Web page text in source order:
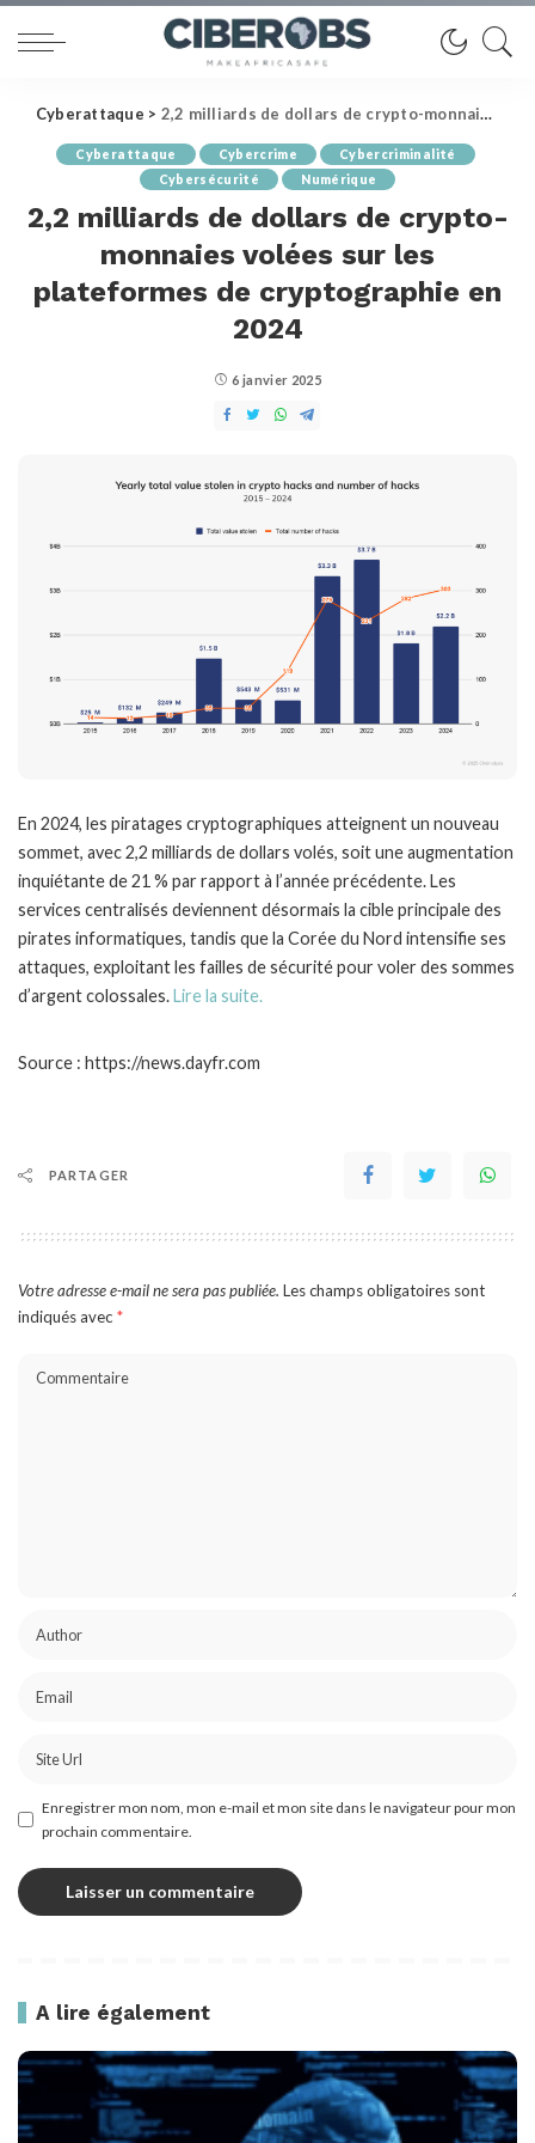
Cyberattaque > 2,2 milliards de dollars de crypto-monnaies volées sur les plateformes de cryptographie en 2024
Cyberattaque Cybercrime
Cybercriminalité
Cybersécurité
Numérique
2,2 milliards de dollars de crypto-
monnaies volées sur les
plateformes de cryptographie en
2024
6 janvier 2025
En 2024, les piratages cryptographiques atteignent un nouveau
sommet, avec 2,2 milliards de dollars volés, soit une augmentation
inquiétante de 21 % par rapport à l’année précédente. Les
services centralisés deviennent désormais la cible principale des
pirates informatiques, tandis que la Corée du Nord intensifie ses
attaques, exploitant les failles de sécurité pour voler des sommes
d’argent colossales.Lire la suite.
Source : https://news.dayfr.com
PARTAGER
Votre adresse e-mail ne sera pas publiée. Les champs obligatoires sont
indiqués avec *
Enregistrer mon nom, mon e-mail et mon site dans le navigateur pour mon
prochain commentaire.
A lire également